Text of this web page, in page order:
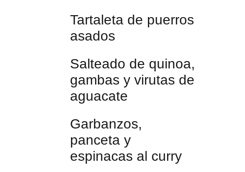
Tartaleta de puerros
asados
Salteado de quinoa,
gambas y virutas de
aguacate
Garbanzos,
panceta y
espinacas al curry